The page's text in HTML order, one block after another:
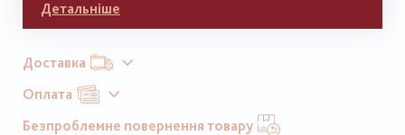
Детальніше
Доставка
Оплата
Безпроблемне повернення товару